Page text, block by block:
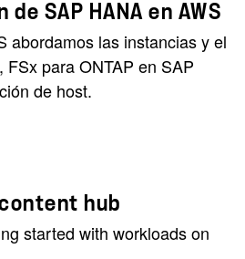
SAP HANA en AWS
abordamos las instancias y el
para ONTAP en SAP
de host.
content hub
started with workloads on